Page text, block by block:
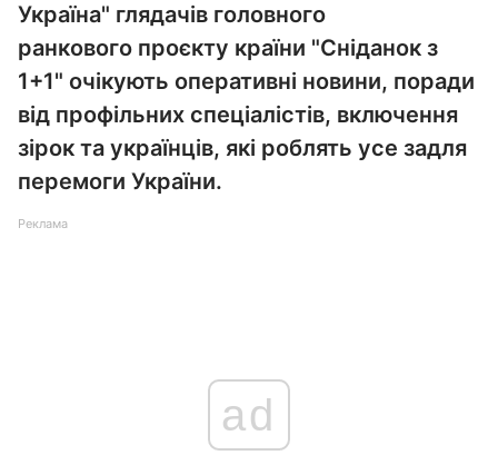
Україна" глядачів головного
ранкового проєкту країни "Сніданок з
1+1" очікують оперативні новини, поради
від профільних спеціалістів, включення
зірок та українців, які роблять усе задля
перемоги України.
Реклама
ad